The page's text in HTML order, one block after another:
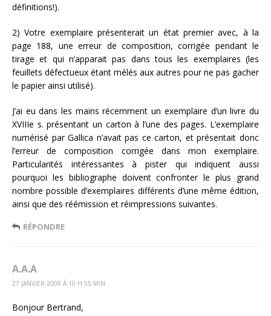
définitions!).
2) Votre exemplaire présenterait un état premier avec, à la
page 188, une erreur de composition, corrigée pendant le
tirage et qui n’apparait pas dans tous les exemplaires (les
feuillets défectueux étant mélés aux autres pour ne pas gacher
le papier ainsi utilisé).
J’ai eu dans les mains récemment un exemplaire d’un livre du
XVIIIe s. présentant un carton à l’une des pages. L’exemplaire
numérisé par Gallica n’avait pas ce carton, et présentait donc
l’erreur de composition corrigée dans mon exemplaire.
Particularités intéressantes à pister qui indiquent aussi
pourquoi les bibliographe doivent confronter le plus grand
nombre possible d’exemplaires différents d’une même édition,
ainsi que des réémission et réimpressions suivantes.
RÉPONDRE
A.A.A
27 JANVIER 2008 Á 10 H 55 MIN
Bonjour Bertrand,